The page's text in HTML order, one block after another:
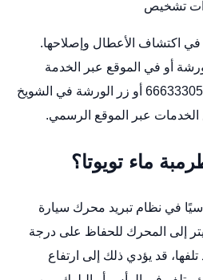
تشخيص
اكتشاف الأعطال وإصلاحها.
أو في الموقع عبر الخدمة
المتنقلة. للحجز، اتصل على 66633305 أو زر الورشة في الشويخ
الخدمات عبر الموقع الرسمي.
ماء تويوتا؟
في نظام تبريد محرك سيارة
إلى المحرك للحفاظ على درجة
قد يؤدي ذلك إلى ارتفاع